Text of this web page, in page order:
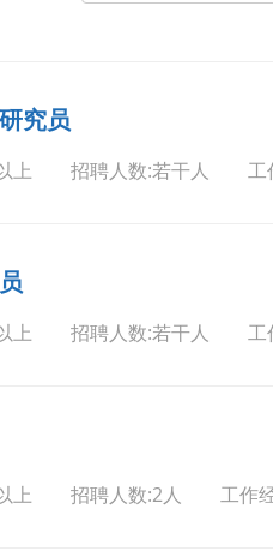
究员
以上 招聘人数:若干人 工
以上 招聘人数:若干人 工
以上 招聘人数:2人 工作